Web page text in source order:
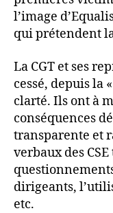
l’image
qui prétendent
La CGT et ses
cessé, depuis la
clarté. Ils ont à
conséquences
transparente et
verbaux des
dirigeants,
etc.